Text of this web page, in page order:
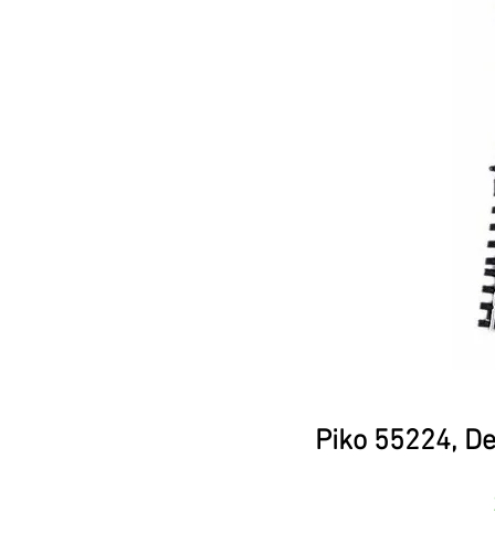
Piko 55224,